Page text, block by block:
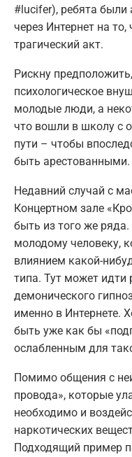
#lucifer), ребята
через Интернет на
трагический акт.
Рискну
психологическое
молодые люди, а
что вошли в школу с
пути – чтобы
быть арестованными.
Недавний случай с
Концертном зале
быть из того же
молодому человеку,
влиянием какой-
типа. Тут может идти
демонического
именно в Интернете.
быть уже как бы
ослабленным для
Помимо общения с
провода», которые
необходимо и
наркотических
Подходящий пример